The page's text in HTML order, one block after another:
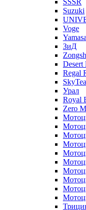
SSSR
Suzuki
Voge
ЗиД
Desert
Regal
Урал
Royal
Zero